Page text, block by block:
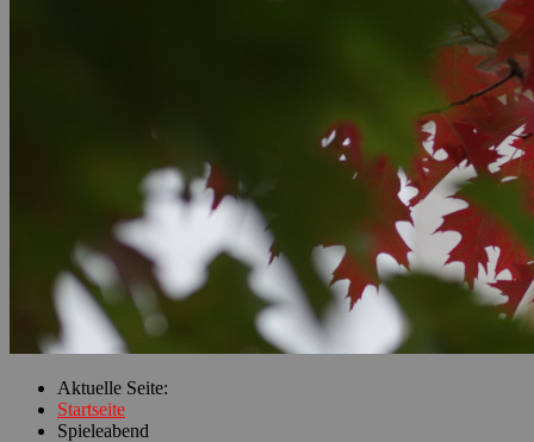
Aktuelle Seite:
Startseite
Spieleabend